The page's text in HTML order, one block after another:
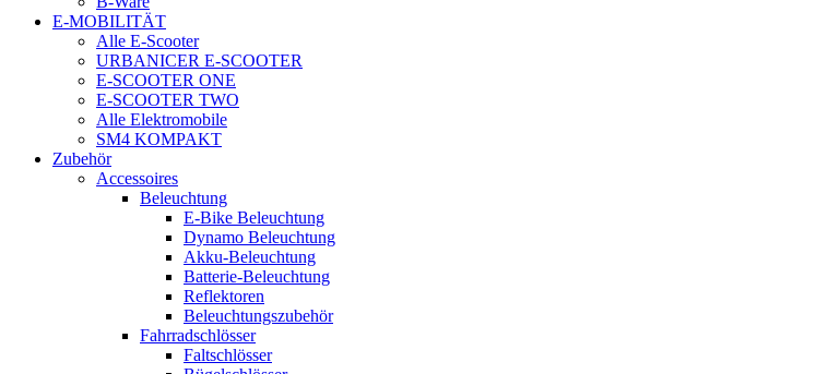
E-MOBILITÄT
Alle E-Scooter
URBANICER E-SCOOTER
E-SCOOTER ONE
E-SCOOTER TWO
Alle Elektromobile
SM4 KOMPAKT
Zubehör
Accessoires
Beleuchtung
E-Bike Beleuchtung
Dynamo Beleuchtung
Akku-Beleuchtung
Batterie-Beleuchtung
Reflektoren
Beleuchtungszubehör
Fahrradschlösser
Faltschlösser